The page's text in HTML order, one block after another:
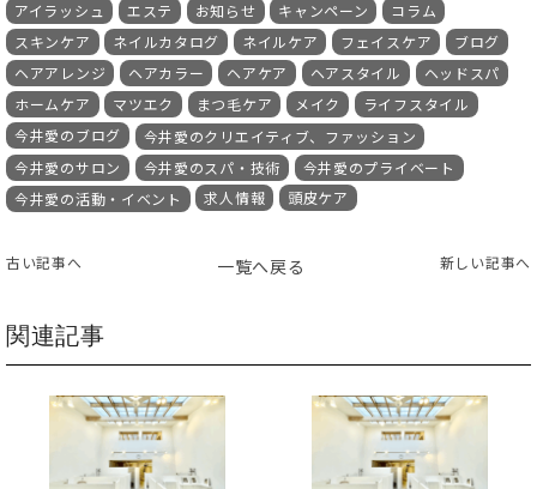
アイラッシュ エステ お知らせ キャンペーン
コラム
スキンケア
ネイルカタログ ネイルケア フェイスケア
ブログ
ヘアアレンジ
ヘアカラー ヘアケア ヘアスタイル
ヘッドスパ
ホームケア
マツエク まつ毛ケア メイク
ライフスタイル
今井愛のブログ
今井愛のクリエイティブ、ファッション
今井愛のサロン
今井愛のスパ・技術
今井愛のプライベート
今井愛の活動・イベント
求人情報 頭皮ケア
古い記事へ 一覧へ戻る 新しい記事へ
関連記事